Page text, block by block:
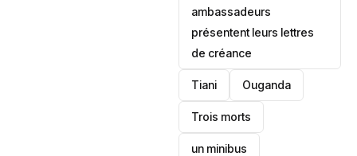
ambassadeurs
présentent leurs lettres
de créance
Tiani ‎Ouganda
Trois morts
un minibus